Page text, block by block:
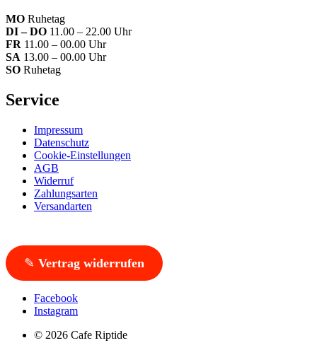
MO Ruhetag
DI – DO 11.00 – 22.00 Uhr
FR 11.00 – 00.00 Uhr
SA 13.00 – 00.00 Uhr
SO Ruhetag
Service
Impressum
Datenschutz
Cookie-Einstellungen
AGB
Widerruf
Zahlungsarten
Versandarten
✎ Vertrag widerrufen
Facebook
Instagram
© 2026 Cafe Riptide